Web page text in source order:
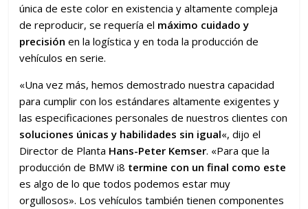
única de este color en existencia y altamente compleja
de reproducir, se requería el máximo cuidado y
precisión en la logística y en toda la producción de
vehículos en serie.
«Una vez más, hemos demostrado nuestra capacidad
para cumplir con los estándares altamente exigentes y
las especificaciones personales de nuestros clientes con
soluciones únicas y habilidades sin igual«, dijo el
Director de Planta Hans-Peter Kemser. «Para que la
producción de BMW i8 termine con un final como este
es algo de lo que todos podemos estar muy
orgullosos». Los vehículos también tienen componentes